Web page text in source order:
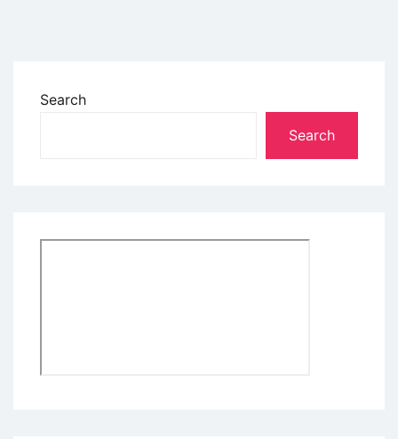
Search
Search